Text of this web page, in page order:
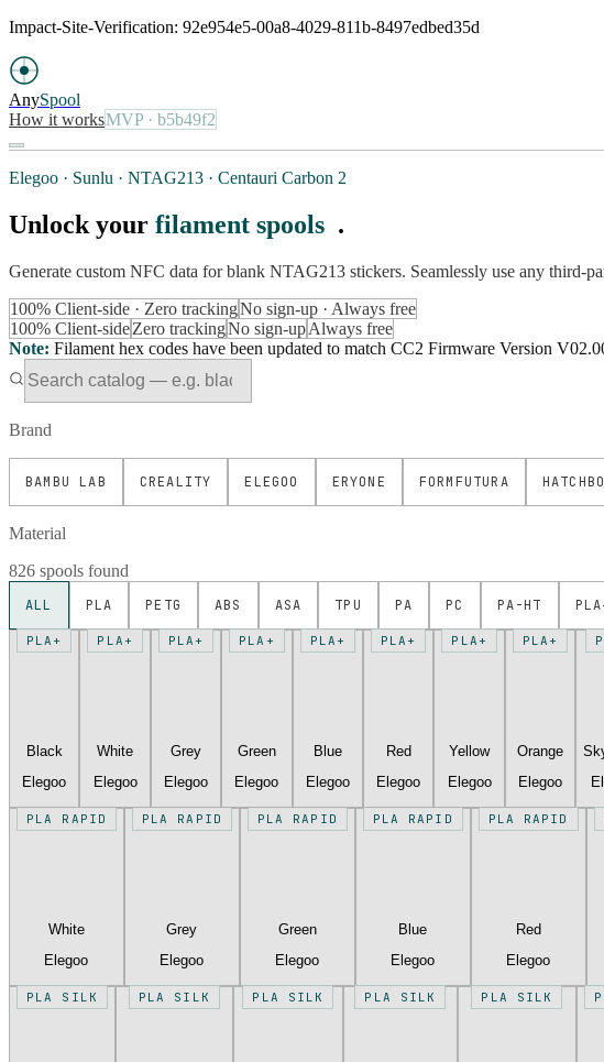
Impact-Site-Verification: 92e954e5-00a8-4029-811b-8497edbed35d
AnySpool
How it worksMVP· b5b49f2
Elegoo · Sunlu · NTAG213 · Centauri Carbon 2
Unlock your filament spools .
Generate custom NFC data for blank NTAG213 stickers. Seamlessly use any
100% Client-side · Zero trackingNo sign-up · Always free
100% Client-sideZero trackingNo sign-upAlways free
Note: Filament hex codes have been updated to match CC2 Firmware Version
Brand
BAMBU LAB CREALITY ELEGOO ERYONE FORMFUTURA
Material
826 spools found
ALL PLA PETG ABS ASA TPU PA PC PA-HT
PLA+
Black
Elegoo
PLA+
White
Elegoo
PLA+
Grey
Elegoo
PLA+
Green
Elegoo
PLA+
Blue
Elegoo
PLA+
Red
Elegoo
PLA+
Yellow
Elegoo
PLA+
Orange
Elegoo
PLA RAPID
White
Elegoo
PLA RAPID
Grey
Elegoo
PLA RAPID
Green
Elegoo
PLA RAPID
Blue
Elegoo
PLA RAPID
Red
Elegoo
PLA SILK PLA SILK PLA SILK PLA SILK PLA SILK